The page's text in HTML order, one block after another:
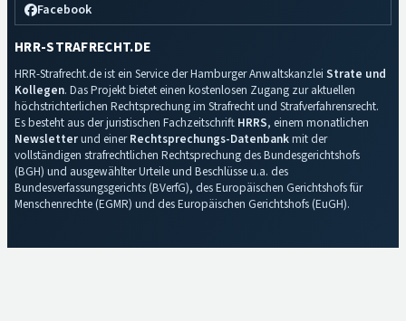
Facebook
HRR-STRAFRECHT.DE
HRR-Strafrecht.de ist ein Service der Hamburger Anwaltskanzlei Strate und
Kollegen. Das Projekt bietet einen kostenlosen Zugang zur aktuellen
höchstrichterlichen Rechtsprechung im Strafrecht und Strafverfahrensrecht.
Es besteht aus der juristischen Fachzeitschrift HRRS, einem monatlichen
Newsletterund einerRechtsprechungs-Datenbankmit der
vollständigen strafrechtlichen Rechtsprechung des Bundesgerichtshofs
(BGH) und ausgewählter Urteile und Beschlüsse u.a. des
Bundesverfassungsgerichts (BVerfG), des Europäischen Gerichtshofs für
Menschenrechte (EGMR) und des Europäischen Gerichtshofs (EuGH).